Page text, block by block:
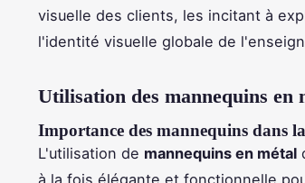
visuelle des clients, les incitant à
l'identité visuelle globale de
Utilisation des mannequins en
Importance des mannequins dans
L'utilisation de mannequins en métal